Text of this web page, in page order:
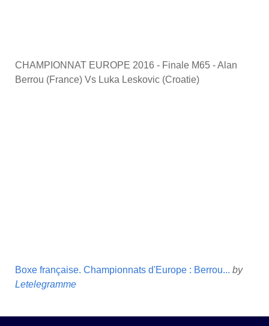
CHAMPIONNAT EUROPE 2016 - Finale M65 - Alan
Berrou (France) Vs Luka Leskovic (Croatie)
Boxe française. Championnats d'Europe : Berrou... by
Letelegramme